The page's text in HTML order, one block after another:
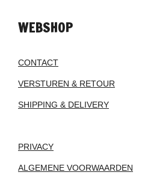
WEBSHOP
CONTACT
VERSTUREN & RETOUR
SHIPPING & DELIVERY
PRIVACY
ALGEMENE VOORWAARDEN